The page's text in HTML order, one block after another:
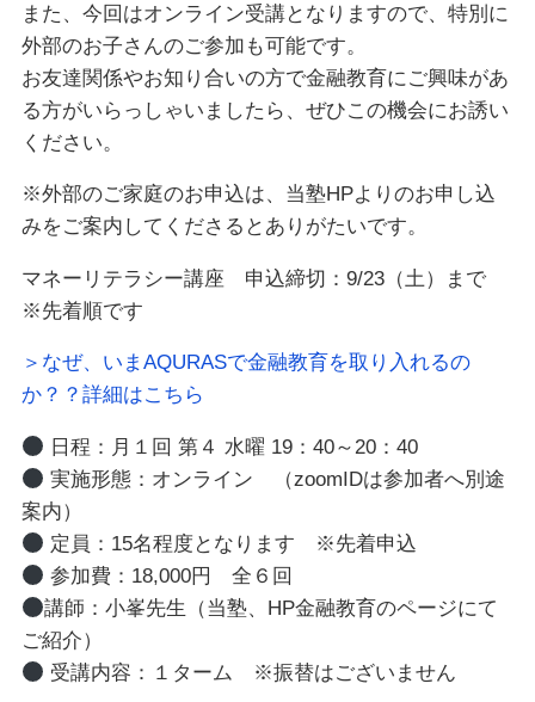
また、今回はオンライン受講となりますので、特別に
外部のお子さんのご参加も可能です。
お友達関係やお知り合いの方で金融教育にご興味があ
る方がいらっしゃいましたら、ぜひこの機会にお誘い
ください。
※外部のご家庭のお申込は、当塾HPよりのお申し込
みをご案内してくださるとありがたいです。
マネーリテラシー講座 申込締切：9/23（土）まで
※先着順です
＞なぜ、いまAQURASで金融教育を取り入れるの
か？？詳細はこちら
日程：月１回 第４ 水曜 19：40～20：40
実施形態：オンライン （zoomIDは参加者へ別途
案内）
定員：15名程度となります ※先着申込
参加費：18,000円 全６回
講師：小峯先生（当塾、HP金融教育のページにて
ご紹介）
受講内容：１ターム ※振替はございません